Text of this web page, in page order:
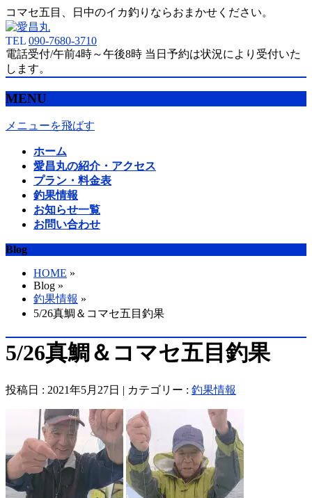
コマセ五目、日中のイカ釣りならおまかせください。
TEL 090-7680-3710
電話受付/午前4時～午後8時 当日予約は状況により受付いた
します。
MENU
メニューを飛ばす
ホーム
愛昌丸の紹介・アクセス
プラン・料金表
釣果情報
お知らせ一覧
お問い合わせ
Blog
HOME »
Blog »
釣果情報 »
5/26真鯛＆コマセ五目釣果
5/26真鯛＆コマセ五目釣果
投稿日 : 2021年5月27日 | カテゴリー : 釣果情報